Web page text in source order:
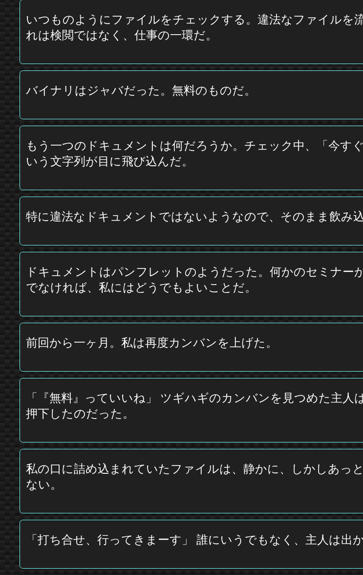
いつものようにファイルをチェックする。違法なファイルを
れは検閲ではなく、仕事の一環だ。
バイナリはジャバだった。無料のものだ。
もう一つのドキュメントは何だろうか。チェック中、「今す
いう文字列が目に飛び込んだ。
特に違法なドキュメントではないようなので、そのまま飲み込
ドキュメントはパンフレットのようだった。何かのセミナ
でなければ、私にはどうでもよいことだ。
前回から一ヶ月。私は再度カンバンを上げた。
「『無料』っていいね」 ツギハギのカンバンを見つめた主
押下したのだった。
私の口に詰め込まれていたファイルは、静かに、しかしあっ
ない。
「打ち合せ、行ってきまーす」 誰にいうでもなく、主人は出